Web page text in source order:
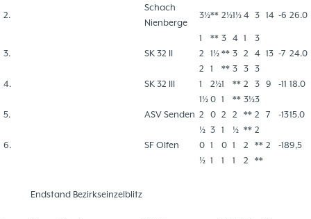
2.
Schach
Nienberge
3½** 2½1½ 4 3 14 -6 26.0
1 ** 3 4 1
3
3.
SK 32 II 2 1½ ** 3 2 4 13 -7 24.0
2
1 ** 3 3 3
4.
SK 32 III 1 2½1 ** 2 3 9 -11 18.0
1½ 0 1 ** 3½3
5.
ASV Senden 2 0 2 2 ** 2 7 -1315.0
½ 3 1 ½ ** 2
6.
SF Olfen 0 1 0 1 2 ** 2 -189,5
½ 1 1 1 2 **
Endstand Bezirkseinzelblitz